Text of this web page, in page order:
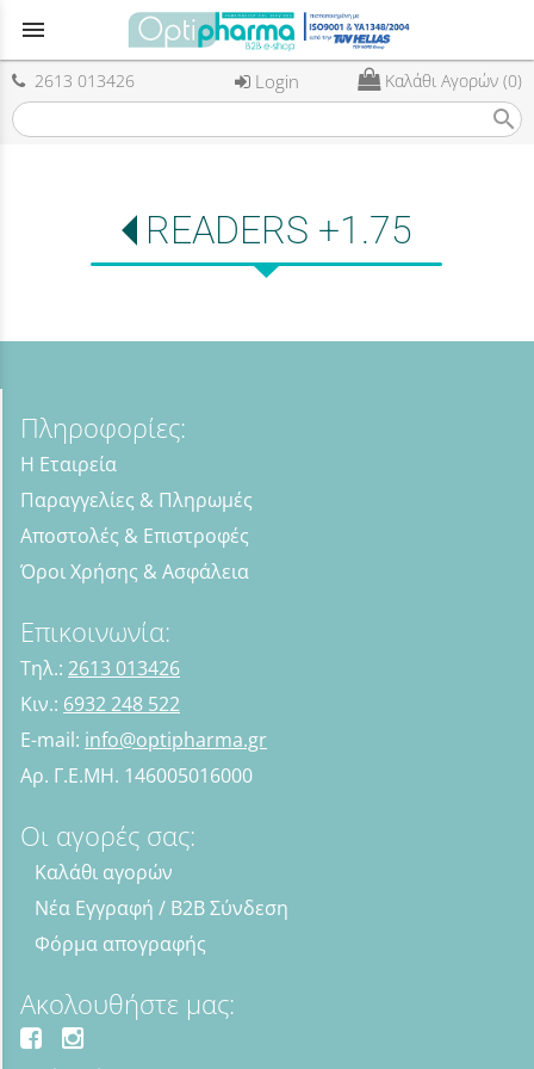
menu
2613 013426 Login Καλάθι Αγορών (0)
search
READERS +1.75
Πληροφορίες:
Η Εταιρεία
Παραγγελίες & Πληρωμές
Αποστολές & Επιστροφές
Όροι Χρήσης & Ασφάλεια
Επικοινωνία:
Τηλ.: 2613 013426
Κιν.: 6932 248 522
E-mail: info@optipharma.gr
Αρ. Γ.Ε.ΜΗ. 146005016000
Οι αγορές σας:
Καλάθι αγορών
Νέα Εγγραφή / B2B Σύνδεση
Φόρμα απογραφής
Ακολουθήστε μας: